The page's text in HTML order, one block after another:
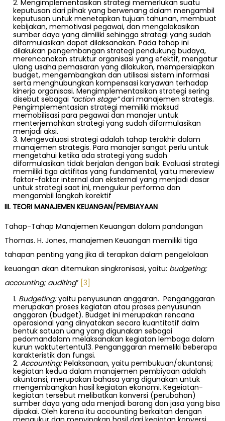
Mengimplementasikan strategi memerlukan suatu
keputusan dari pihak yang berwenang dalam mengambil
keputusan untuk menetapkan tujuan tahunan, membuat
kebijakan, memotivasi pegawai, dan mengalokasikan
sumber daya yang dimiliki sehingga strategi yang sudah
diformulasikan dapat dilaksanakan. Pada tahap ini
dilakukan pengembangan strategi pendukung budaya,
merencanakan struktur organisasi yang efektif, mengatur
ulang usaha pemasaran yang dilakukan, mempersiapkan
budget, mengembangkan dan utilisasi sistem informasi
serta menghubungkan kompensasi karyawan terhadap
kinerja organisasi. Mengimplementasikan strategi sering
disebut sebagai “action stage”dari manajemen strategis.
Pengimplementasian strategi memiliki maksud
memobilisasi para pegawai dan manajer untuk
menterjemahkan strategi yang sudah diformulasikan
menjadi aksi.
Mengevaluasi strategi adalah tahap terakhir dalam
manajemen strategis. Para manajer sangat perlu untuk
mengetahui ketika ada strategi yang sudah
diformulasikan tidak berjalan dengan baik. Evaluasi strategi
memiliki tiga aktifitas yang fundamental, yaitu mereview
faktor-faktor internal dan eksternal yang menjadi dasar
untuk strategi saat ini, mengukur performa dan
mengambil langkah korektif
III. TEORI MANAJEMEN KEUANGAN/PEMBIAYAAN
Tahap-Tahap Manajemen Keuangan dalam pandangan
Thomas. H. Jones, manajemen Keuangan memiliki tiga
tahapan penting yang jika di terapkan dalam pengelolaan
keuangan akan ditemukan singkronisasi, yaitu: budgeting;
accounting; auditing” [3]
Budgeting;yaitu penyusunan anggaran. Penganggaran
merupakan proses kegiatan atau proses penyusunan
anggaran (budget). Budget ini merupakan rencana
operasional yang dinyatakan secara kuantitatif dalm
bentuk satuan uang yang digunakan sebagai
pedomandalam melaksanakan kegiatan lembaga dalam
kurun waktutertentu13. Penganggaran memeliki beberapa
karakteristik dan fungsi.
Accounting;Pelaksanaan, yaitu pembukuan/akuntansi;
kegiatan kedua dalam manajemen pembiyaan adalah
akuntansi, merupakan bahasa yang digunakan untuk
mengembangkan hasil kegiatan ekonomi. Kegeiatan-
kegiatan tersebut melibatkan konversi (perubahan)
sumber daya yang ada menjadi barang dan jasa yang bisa
dipakai. Oleh karena itu accounting berkaitan dengan